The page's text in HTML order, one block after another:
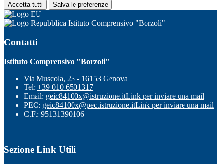
Accetta tutti Salva le preferenze
Istituto Comprensivo "Borzoli"
Contatti
Istituto Comprensivo "Borzoli"
Via Muscola, 23 - 16153 Genova
Tel: +39 010 6501317
Email: geic84100x@istruzione.itLink per inviare una mail
PEC: geic84100x@pec.istruzione.itLink per inviare una mail
C.F.: 95131390106
Sezione Link Utili